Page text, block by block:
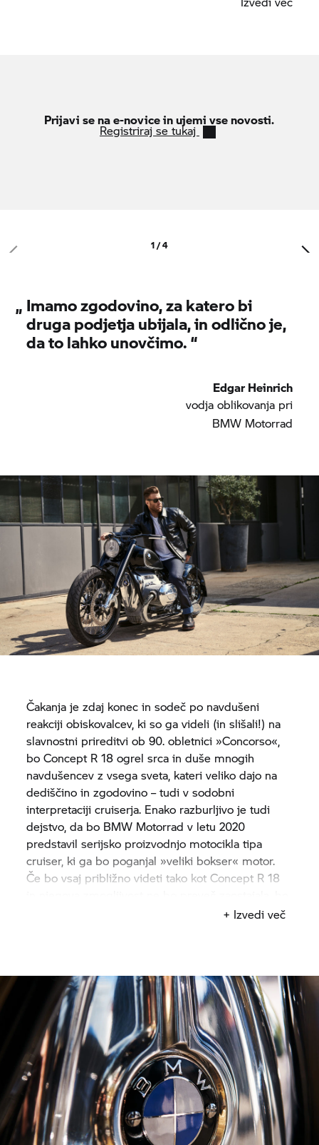
Prijavi se na e-novice in ujemi vse novosti.
Registriraj se tukaj
1 / 4
„ Imamo zgodovino, za katero bi
druga podjetja ubijala, in odlično je,
da to lahko unovčimo. “
Edgar Heinrich
vodja oblikovanja pri
BMW Motorrad
Čakanja je zdaj konec in sodeč po navdušeni
reakciji obiskovalcev, ki so ga videli (in slišali!) na
slavnostni prireditvi ob 90. obletnici »Concorso«,
bo Concept R 18 ogrel srca in duše mnogih
navdušencev z vsega sveta, kateri veliko dajo na
dediščino in zgodovino – tudi v sodobni
interpretaciji cruiserja. Enako razburljivo je tudi
dejstvo, da bo BMW Motorrad v letu 2020
predstavil serijsko proizvodnjo motocikla tipa
cruiser, ki ga bo poganjal »veliki bokser« motor.
Če bo vsaj približno videti tako kot Concept R 18
to prava poslastica za navdušence nad motornimi
+ Izvedi več